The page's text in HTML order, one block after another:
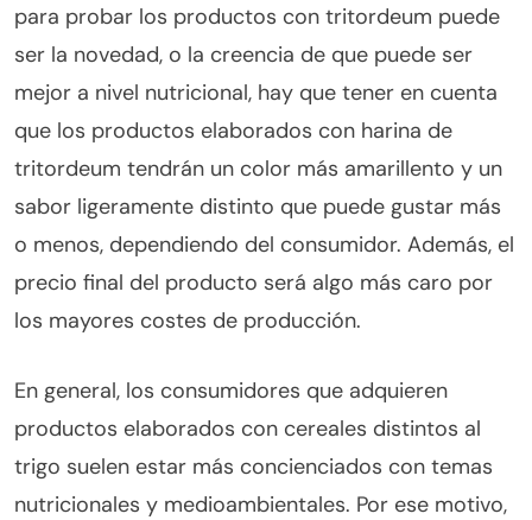
para probar los productos con tritordeum puede
ser la novedad, o la creencia de que puede ser
mejor a nivel nutricional, hay que tener en cuenta
que los productos elaborados con harina de
tritordeum tendrán un color más amarillento y un
sabor ligeramente distinto que puede gustar más
o menos, dependiendo del consumidor. Además, el
precio final del producto será algo más caro por
los mayores costes de producción.
En general, los consumidores que adquieren
productos elaborados con cereales distintos al
trigo suelen estar más concienciados con temas
nutricionales y medioambientales. Por ese motivo,